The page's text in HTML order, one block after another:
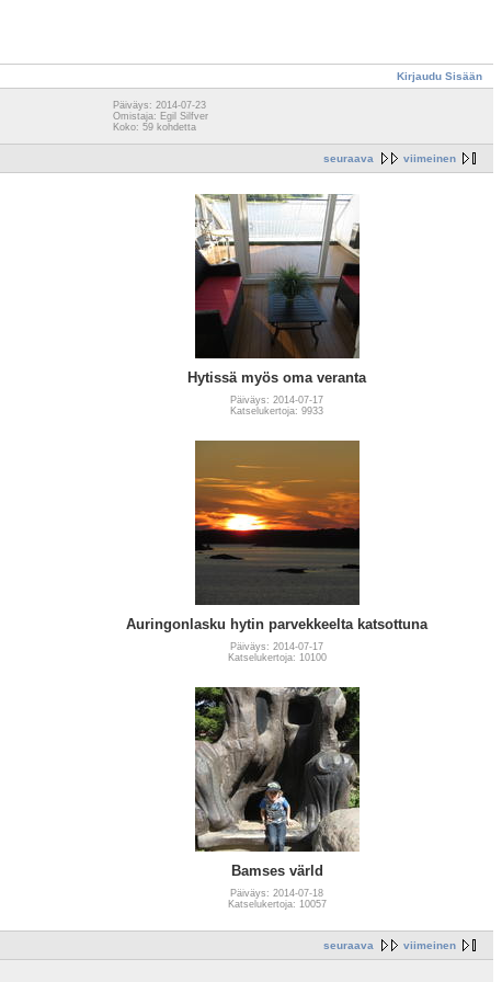
Kirjaudu Sisään
Päiväys: 2014-07-23
Omistaja: Egil Silfver
Koko: 59 kohdetta
seuraava viimeinen
Hytissä myös oma veranta
Päiväys: 2014-07-17
Katselukertoja: 9933
Auringonlasku hytin parvekkeelta katsottuna
Päiväys: 2014-07-17
Katselukertoja: 10100
Bamses värld
Päiväys: 2014-07-18
Katselukertoja: 10057
seuraava viimeinen